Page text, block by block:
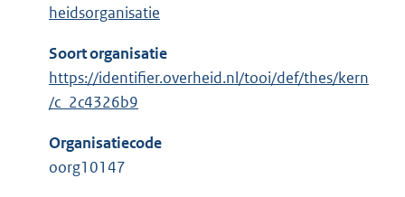
heidsorganisatie
Soort organisatie
https://identifier.overheid.nl/tooi/def/thes/kern
/c_2c4326b9
Organisatiecode
oorg10147